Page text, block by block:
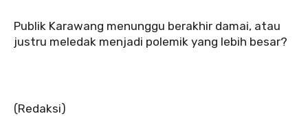
‎Publik Karawang menunggu berakhir damai, atau
justru meledak menjadi polemik yang lebih besar?
‎(Redaksi)